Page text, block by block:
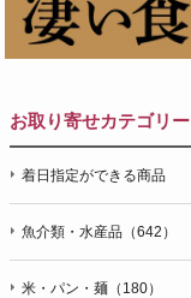
お取り寄せカテゴリー
着日指定ができる商品
魚介類・水産品（642）
米・パン・麺（180）